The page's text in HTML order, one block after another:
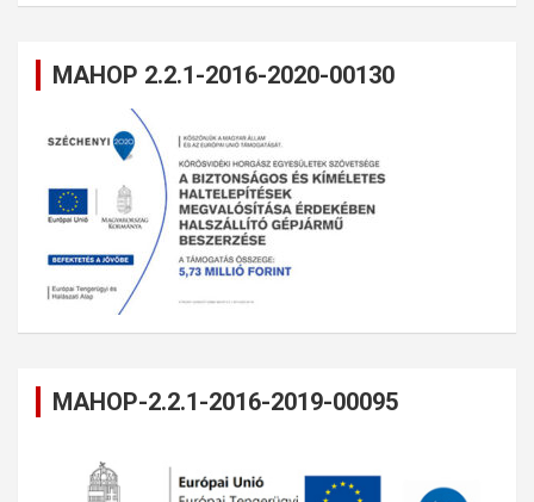
MAHOP 2.2.1-2016-2020-00130
MAHOP-2.2.1-2016-2019-00095